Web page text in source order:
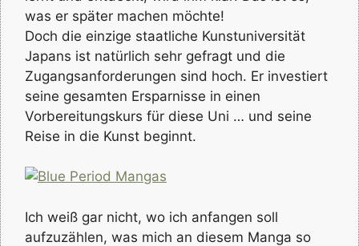
was er später machen möchte!
Doch die einzige staatliche Kunstuniversität
Japans ist natürlich sehr gefragt und die
Zugangsanforderungen sind hoch. Er investiert
seine gesamten Ersparnisse in einen
Vorbereitungskurs für diese Uni … und seine
Reise in die Kunst beginnt.
Ich weiß gar nicht, wo ich anfangen soll
aufzuzählen, was mich an diesem Manga so